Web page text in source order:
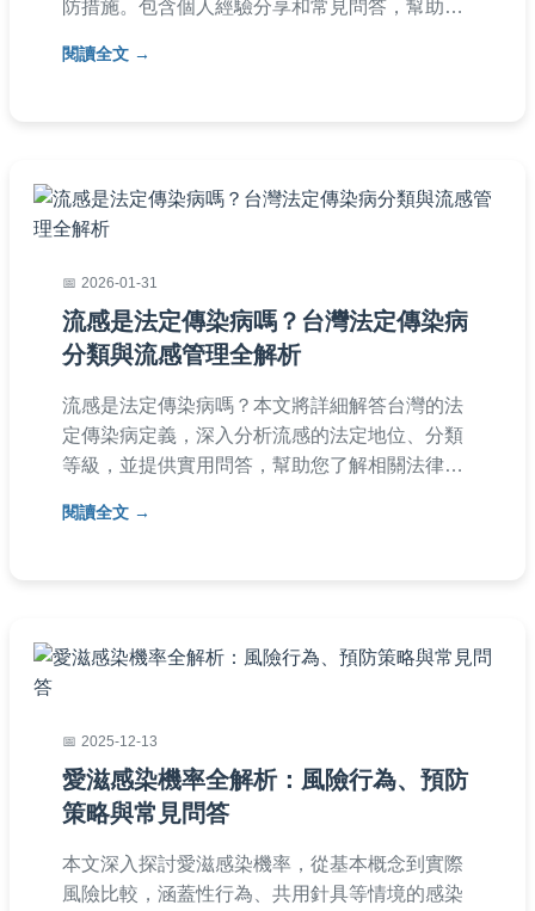
防措施。包含個人經驗分享和常見問答，幫助您
閱讀全文
2026-01-31
流感是法定傳染病嗎？台灣法定傳染病
分類與流感管理全解析
流感是法定傳染病嗎？本文將詳細解答台灣的法
定傳染病定義，深入分析流感的法定地位、分類
等級，並提供實用問答，幫助您了解相關法律、
閱讀全文
2025-12-13
愛滋感染機率全解析：風險行為、預防
策略與常見問答
本文深入探討愛滋感染機率，從基本概念到實際
風險比較，涵蓋性行為、共用針具等情境的感染